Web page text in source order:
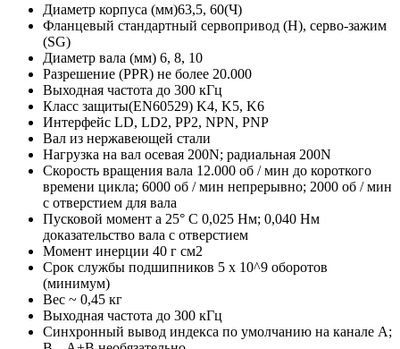
Диаметр корпуса (мм)63,5, 60(Ч)
Фланцевый стандартный сервопривод (H), серво-зажим
(SG)
Диаметр вала (мм) 6, 8, 10
Разрешение (PPR) не более 20.000
Выходная частота до 300 кГц
Класс защиты(EN60529) K4, K5, K6
Интерфейс LD, LD2, PP2, NPN, PNP
Вал из нержавеющей стали
Нагрузка на вал осевая 200N; радиальная 200N
Скорость вращения вала 12.000 об / мин до короткого
времени цикла; 6000 об / мин непрерывно; 2000 об / мин
с отверстием для вала
Пусковой момент a 25° C 0,025 Нм; 0,040 Нм
доказательство вала с отверстием
Момент инерции 40 г см2
Срок службы подшипников 5 x 10^9 оборотов
(минимум)
Вес ~ 0,45 кг
Выходная частота до 300 кГц
Синхронный вывод индекса по умолчанию на канале A;